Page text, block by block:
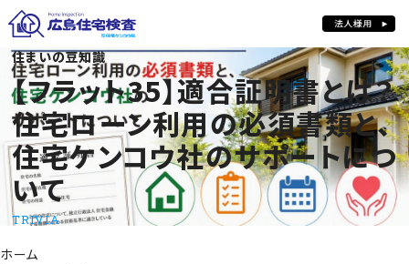
【フラット35】適合証明書とは？住宅ローン利用の必須書類と、住宅ケ
住まいの豆知識
【フラット35】適合証明書とは？
住宅ローン利用の必須書類と、
住宅ケンコウ社のサポートにつ
いて
TRIVIA
ホーム